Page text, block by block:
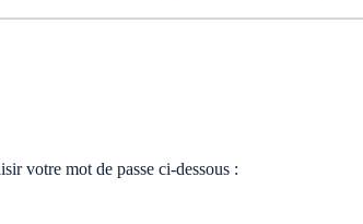
votre mot de passe ci-dessous :